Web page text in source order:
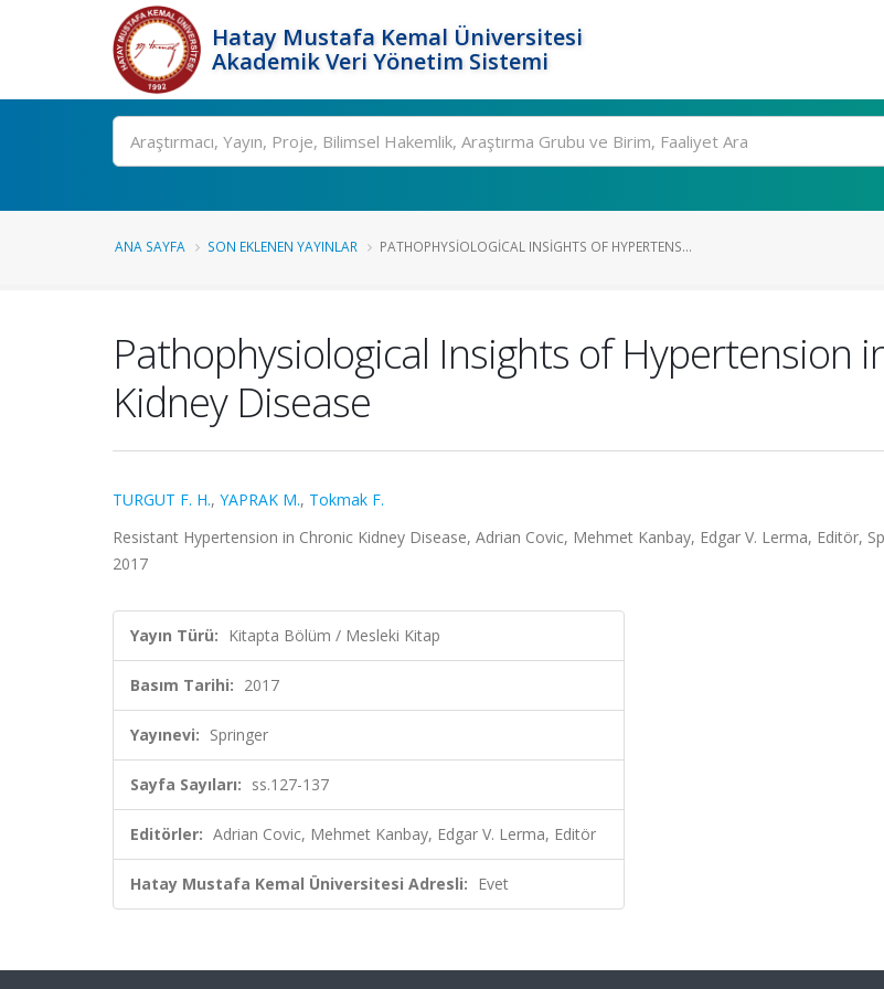
Hatay Mustafa Kemal Üniversitesi
Akademik Veri Yönetim Sistemi
Ara
ANA SAYFA SON EKLENEN YAYINLAR PATHOPHYSIOLOGICAL INSIGHTS OF HYPERTENS...
Pathophysiological Insights of Hypertension
Kidney Disease
TURGUT F. H., YAPRAK M., Tokmak F.
Resistant Hypertension in Chronic Kidney Disease, Adrian Covic, Mehmet Kanbay, Edgar V. Lerma, Editör,
2017
Yayın Türü: Kitapta Bölüm / Mesleki Kitap
Basım Tarihi: 2017
Yayınevi: Springer
Sayfa Sayıları: ss.127-137
Editörler: Adrian Covic, Mehmet Kanbay, Edgar V. Lerma, Editör
Hatay Mustafa Kemal Üniversitesi Adresli: Evet